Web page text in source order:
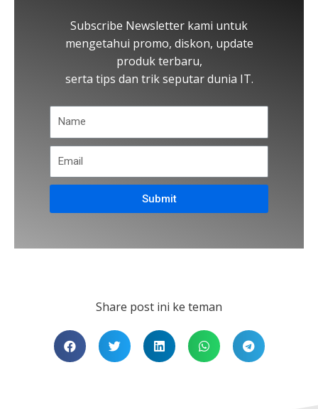
Subscribe Newsletter kami untuk
mengetahui promo, diskon, update
produk terbaru,
serta tips dan trik seputar dunia IT.
Submit
Share post ini ke teman